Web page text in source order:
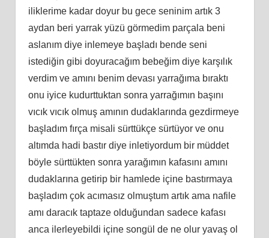
iliklerime kadar doyur bu gece seninim artık 3
aydan beri yarrak yüzü görmedim parçala beni
aslanım diye inlemeye başladı bende seni
istediğin gibi doyuracağım bebeğim diye karşılık
verdim ve amını benim devası yarrağıma bıraktı
onu iyice kudurttuktan sonra yarrağımın başını
vıcık vıcık olmuş amının dudaklarında gezdirmeye
başladım fırça misali sürttükçe sürtüyor ve onu
altımda hadi bastır diye inletiyordum bir müddet
böyle sürttükten sonra yarağımın kafasını amını
dudaklarına getirip bir hamlede içine bastırmaya
başladım çok acımasız olmuştum artık ama nafile
amı daracık taptaze olduğundan sadece kafası
anca ilerleyebildi içine songül de ne olur yavaş ol